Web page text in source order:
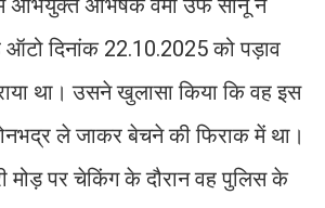
अभिषेक वर्मा उर्फ सोनू ने
ऑटो दिनांक 22.10.2025 को पड़ाव
था। उसने खुलासा किया कि वह इस
ले जाकर बेचने की फिराक में था।
मोड़ पर चेकिंग के दौरान वह पुलिस के